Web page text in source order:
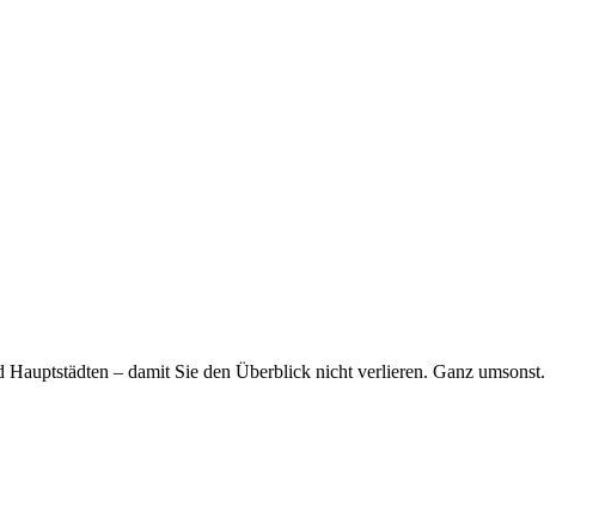
– damit Sie den Überblick nicht verlieren. Ganz umsonst.